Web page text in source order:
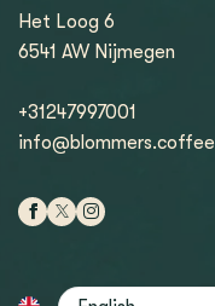
Het Loog 6
6541 AW Nijmegen
+31247997001
info@blommers.coffee